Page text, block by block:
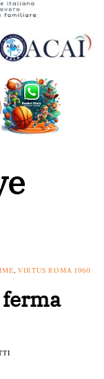
, VIRTUS ROMA 1960
ferma